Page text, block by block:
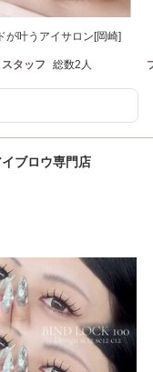
叶うアイサロン[岡崎]
スタッフ 総数2人
ブロウ専門店